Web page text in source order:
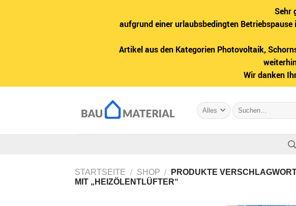
Sehr
aufgrund einer urlaubsbedingten
Artikel aus den Kategorien Photovoltaik,
Wir danken
Suche
nach:
STARTSEITE / SHOP /
PRODUKTE
MIT „HEIZÖLENTLÜFTER“